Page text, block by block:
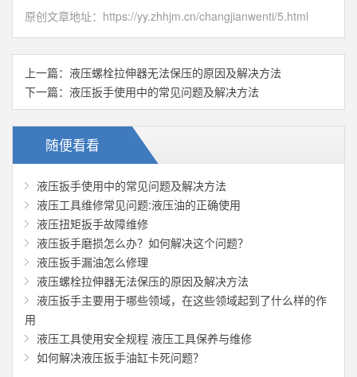
原创文章地址： https://yy.zhhjm.cn/changjianwenti/5.html
上一篇： 液压螺栓拉伸器无法保压的原因及解决方法
下一篇： 液压扳手使用中的常见问题及解决方法
随便看看
液压扳手使用中的常见问题及解决方法
液压工具维修常见问题:液压油的正确使用
液压扭矩扳手故障维修
液压扳手磨损怎么办？如何解决这个问题？
液压扳手漏油怎么修理
液压螺栓拉伸器无法保压的原因及解决方法
液压扳手主要用于哪些领域，在这些领域起到了什么样的作
用
液压工具使用安全规程 液压工具保养与维修
如何解决液压扳手油缸卡死问题？